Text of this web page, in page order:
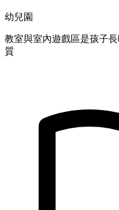
幼兒園
教室與室內遊戲區是孩子
質